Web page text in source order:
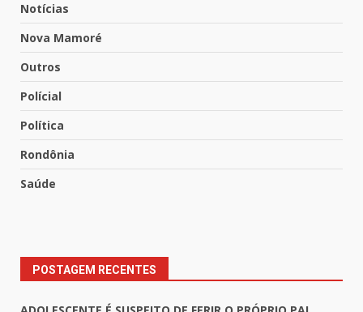
Notícias
Nova Mamoré
Outros
Polícial
Política
Rondônia
Saúde
POSTAGEM RECENTES